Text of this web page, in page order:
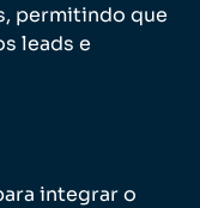
permitindo que
leads e
integrar o